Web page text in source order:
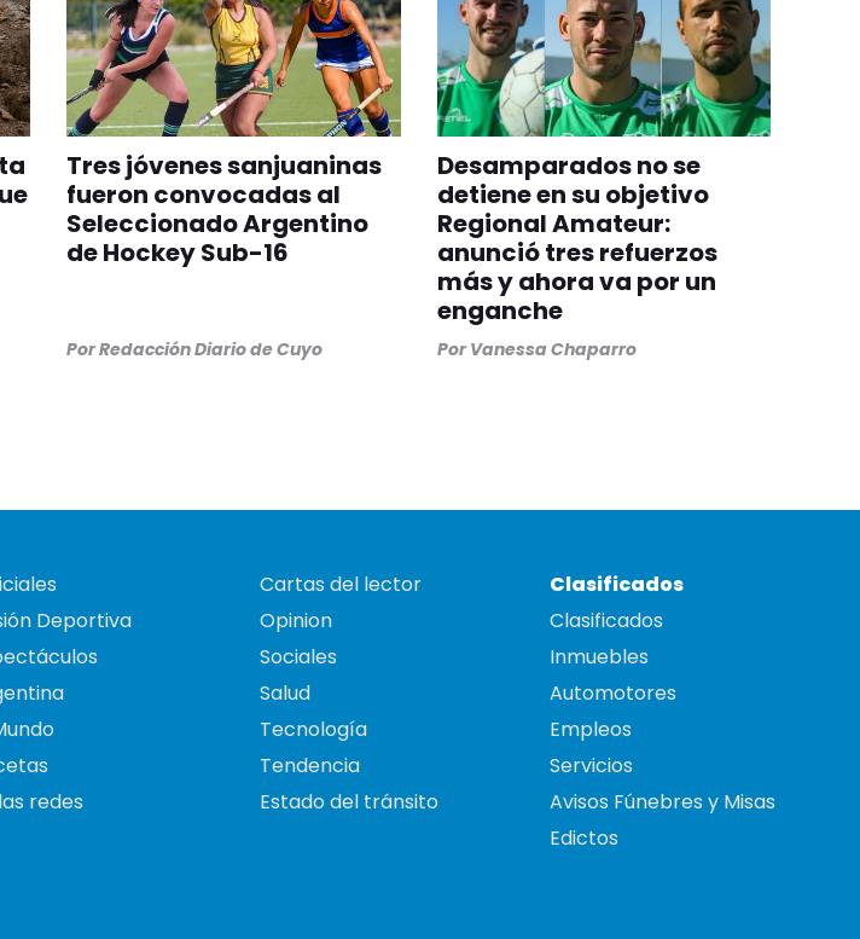
Tres jóvenes sanjuaninas
fueron convocadas al
Seleccionado Argentino
de Hockey Sub-16
PorRedacción Diario de Cuyo
Desamparados no se
detiene en su objetivo
Regional Amateur:
anunció tres refuerzos
más y ahora va por un
enganche
Por Vanessa Chaparro
Deportiva
redes
Cartas del lector
Opinion
Sociales
Salud
Tecnología
Tendencia
Estado del tránsito
Clasificados
Clasificados
Inmuebles
Automotores
Empleos
Servicios
Avisos Fúnebres y Misas
Edictos